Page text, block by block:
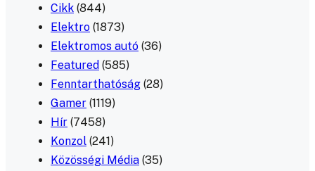
Cikk (844)
Elektro (1873)
Elektromos autó (36)
Featured (585)
Fenntarthatóság (28)
Gamer (1119)
Hír (7458)
Konzol (241)
Közösségi Média (35)